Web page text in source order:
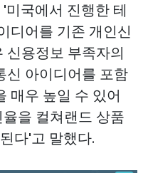
국에서 진행한 테
디어를 기존 개인신
신용정보 부족자의
신 아이디어를 포함
매우 높일 수 있어
을 컬쳐랜드 상품
다'고 말했다.